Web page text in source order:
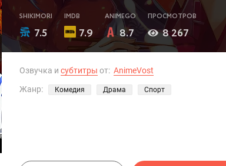
SHIKIMORI
7.5
IMDB
7.9
ANIMEGO
8.7
ПРОСМОТРОВ
8 267
Озвучка и субтитры от: AnimeVost
Жанр:
Комедия Драма Спорт